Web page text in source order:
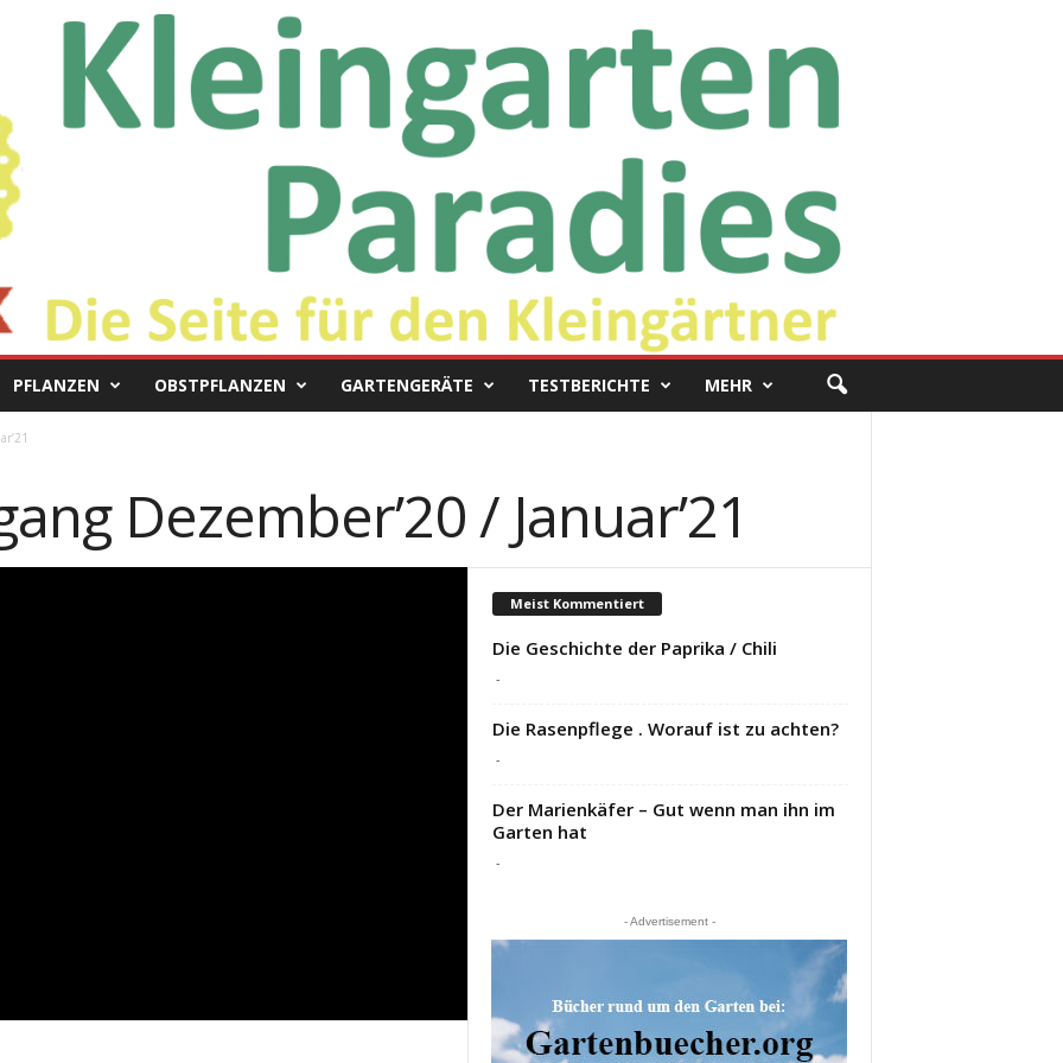
PFLANZEN OBSTPFLANZEN GARTENGERÄTE TESTBERICHTE MEHR
Dezember’20 / Januar’21
Meist Kommentiert
Die Geschichte der Paprika / Chili
-
Die Rasenpflege . Worauf ist zu achten?
-
Der Marienkäfer – Gut wenn man ihn im
Garten hat
-
- Advertisement -